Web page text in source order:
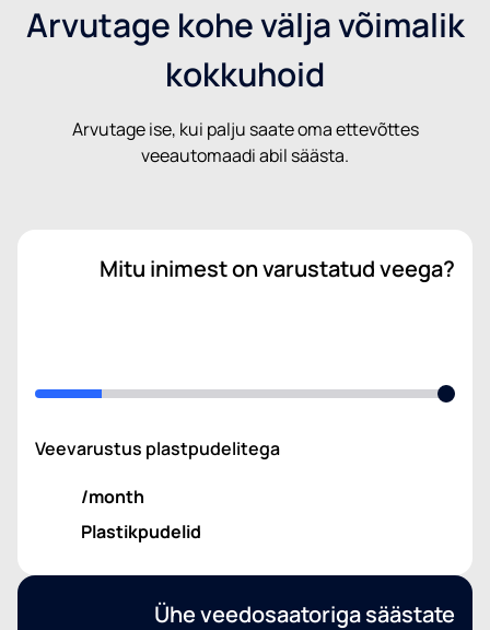
Arvutage kohe välja võimalik
kokkuhoid
Arvutage ise, kui palju saate oma ettevõttes
veeautomaadi abil säästa.
Mitu inimest on varustatud veega?
Veevarustus plastpudelitega
/month
Plastikpudelid
Ühe veedosaatoriga säästate